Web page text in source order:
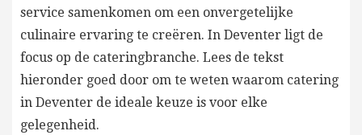
service samenkomen om een onvergetelijke
culinaire ervaring te creëren. In Deventer ligt de
focus op de cateringbranche. Lees de tekst
hieronder goed door om te weten waarom catering
in Deventer de ideale keuze is voor elke
gelegenheid.